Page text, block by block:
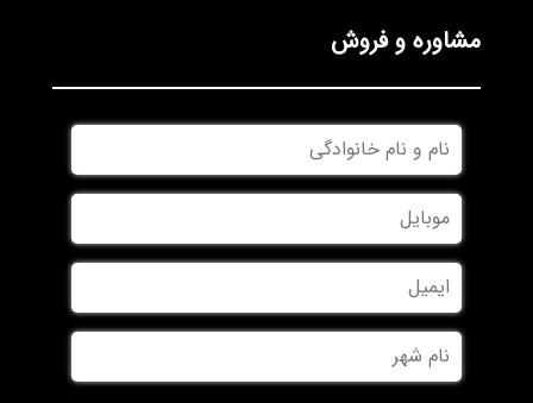
مشاوره و فروش
نام
و
نام
خانوادگی
موبایل
ایمیل
نام
شهر *